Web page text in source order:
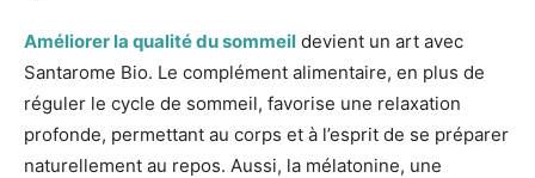
Améliorer la qualité du sommeil devient un art avec
Santarome Bio. Le complément alimentaire, en plus de
réguler le cycle de sommeil, favorise une relaxation
profonde, permettant au corps et à l’esprit de se préparer
naturellement au repos. Aussi, la mélatonine, une